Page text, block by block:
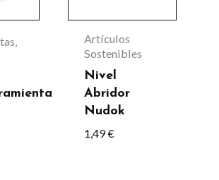
Artículos
Sostenibles
Nivel
Abridor
Nudok
1,49€